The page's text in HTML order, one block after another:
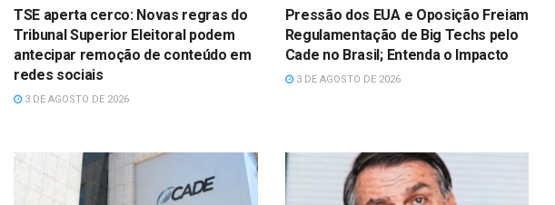
TSE aperta cerco: Novas regras do
Tribunal Superior Eleitoral podem
antecipar remoção de conteúdo em
redes sociais
3 DE AGOSTO DE 2026
Pressão dos EUA e Oposição Freiam
Regulamentação de Big Techs pelo
Cade no Brasil; Entenda o Impacto
3 DE AGOSTO DE 2026